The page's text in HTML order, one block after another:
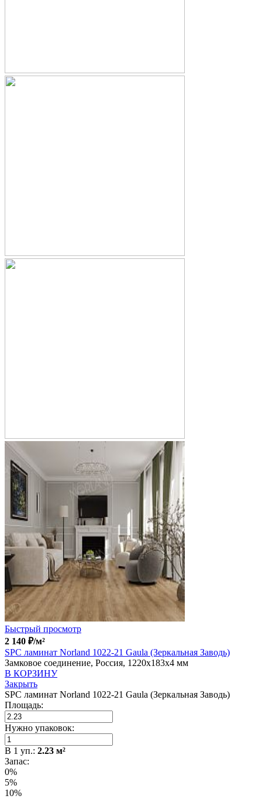
Быстрый просмотр
2 140 ₽/м²
SPC ламинат Norland 1022-21 Gaula (Зеркальная Заводь)
Замковое соединение, Россия, 1220x183x4 мм
В КОРЗИНУ
Закрыть
SPC ламинат Norland 1022-21 Gaula (Зеркальная Заводь)
Площадь:
Нужно упаковок:
В 1 уп.: 2.23 м²
Запас:
0%
5%
10%